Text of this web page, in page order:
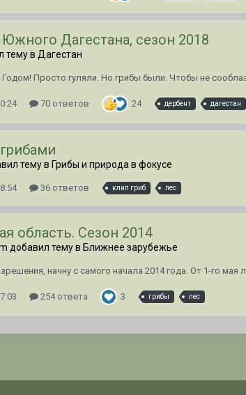
Южного Дагестана, сезон 2018
тему в Дагестан
Просто гуляли. Но грибы были. Чтобы не
70 ответов 24 дербент дагестан
тему в Грибы и природа в фокусе
36 ответов клип гриб лес
область. Сезон 2014
добавил тему в Ближнее зарубежье
начну с самого начала 2014 года. От 1-го
254 ответа 3 грибы лес